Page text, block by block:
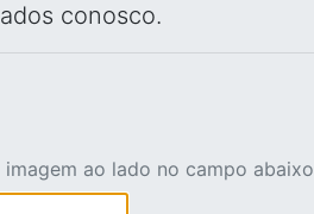
conosco.
ao lado no campo abaixo